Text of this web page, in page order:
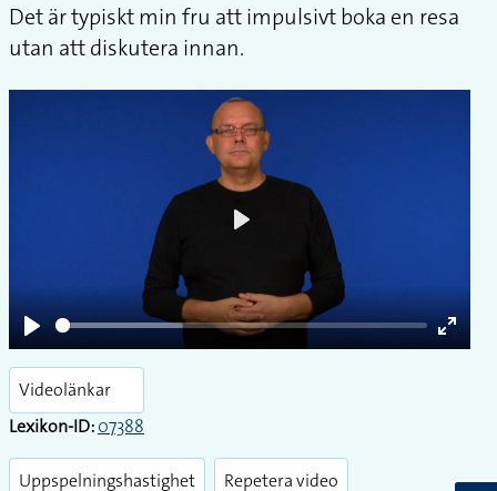
Det är typiskt min fru att impulsivt boka en resa
utan att diskutera innan.
Play
Enter
Videolänkar
Lexikon-ID:07388
Uppspelningshastighet Repetera video